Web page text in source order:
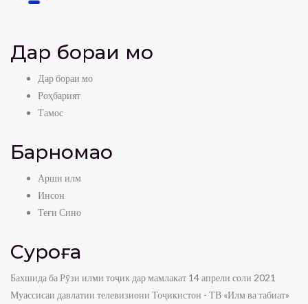
Дар бораи мо
Дар бораи мо
Роҳбарият
Тамос
Барномаҳо
Арши илм
Инсон
Теғи Сино
Суроға
Бахшида ба Рӯзи илми тоҷик дар мамлакат 14 апрели соли 2021
Муассисаи давлатии телевизиони Тоҷикистон - ТВ «Илм ва табиат»